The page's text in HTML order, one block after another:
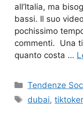
all’Italia, ma
bassi. Il suo
pochissimo
commenti. Una
quanto costa …
Categorie
Tendenze
Tag
dubai,